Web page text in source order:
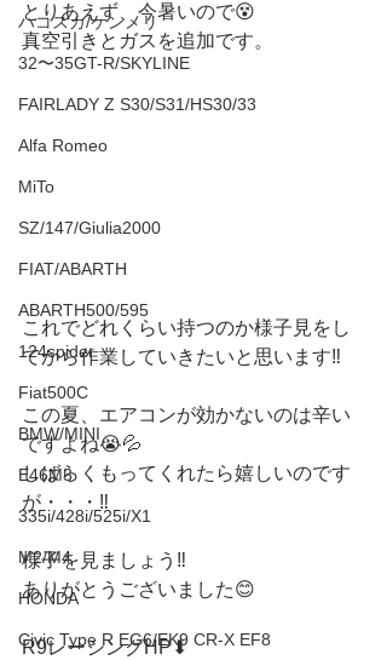
ハコスカ/ケンメリ
32〜35GT-R/SKYLINE
FAIRLADY Z S30/S31/HS30/33
Alfa Romeo
MiTo
SZ/147/Giulia2000
FIAT/ABARTH
ABARTH500/595
124spider
Fiat500C
BMW/MINI
E46M3
335i/428i/525i/X1
M2/M4
HONDA
Civic Type R EG6/EK9 CR-X EF8
とりあえず、今暑いので😵
真空引きとガスを追加です。
これでどれくらい持つのか様子見をし
てから作業していきたいと思います‼️
この夏、エアコンが効かないのは辛い
ですよね😭💦
しばらくもってくれたら嬉しいのです
が・・・‼️
様子を見ましょう‼️
ありがとうございました😊
R9レーシングHP⬇︎